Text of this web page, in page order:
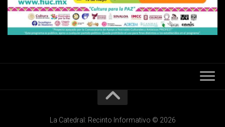
La Catedral: Recinto Informativo © 2026